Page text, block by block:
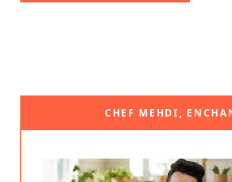
CHEF MEHDI,